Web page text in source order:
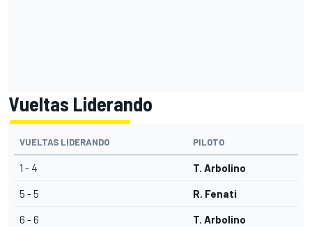
Vueltas Liderando
VUELTAS LIDERANDO PILOTO
1 - 4 T. Arbolino
5 - 5 R. Fenati
6 - 6 T. Arbolino